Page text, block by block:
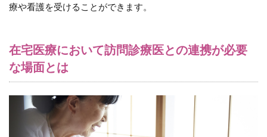
3.3
の対応
3.3.1
緊急連
3.3.2
緊急医
療機関
療や看護を受けることができます。
在宅医療において訪問診療医との連携が必要
な場面とは